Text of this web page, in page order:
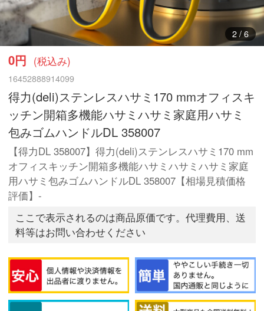
3/ 6
0円 (税込み)
16452888914099
得力(deli)ステンレスハサミ170 mmオフィスキ
ッチン開箱多機能ハサミハサミ家庭用ハサミ
包みゴムハンドルDL 358007
【得力DL 358007】得力(deli)ステンレスハサミ170 mm
オフィスキッチン開箱多機能ハサミハサミハサミ家庭
用ハサミ包みゴムハンドルDL 358007【相場見積価格
評価】-
ここで表示されるのは商品原価です。代理費用、送
料等はお問い合わせください